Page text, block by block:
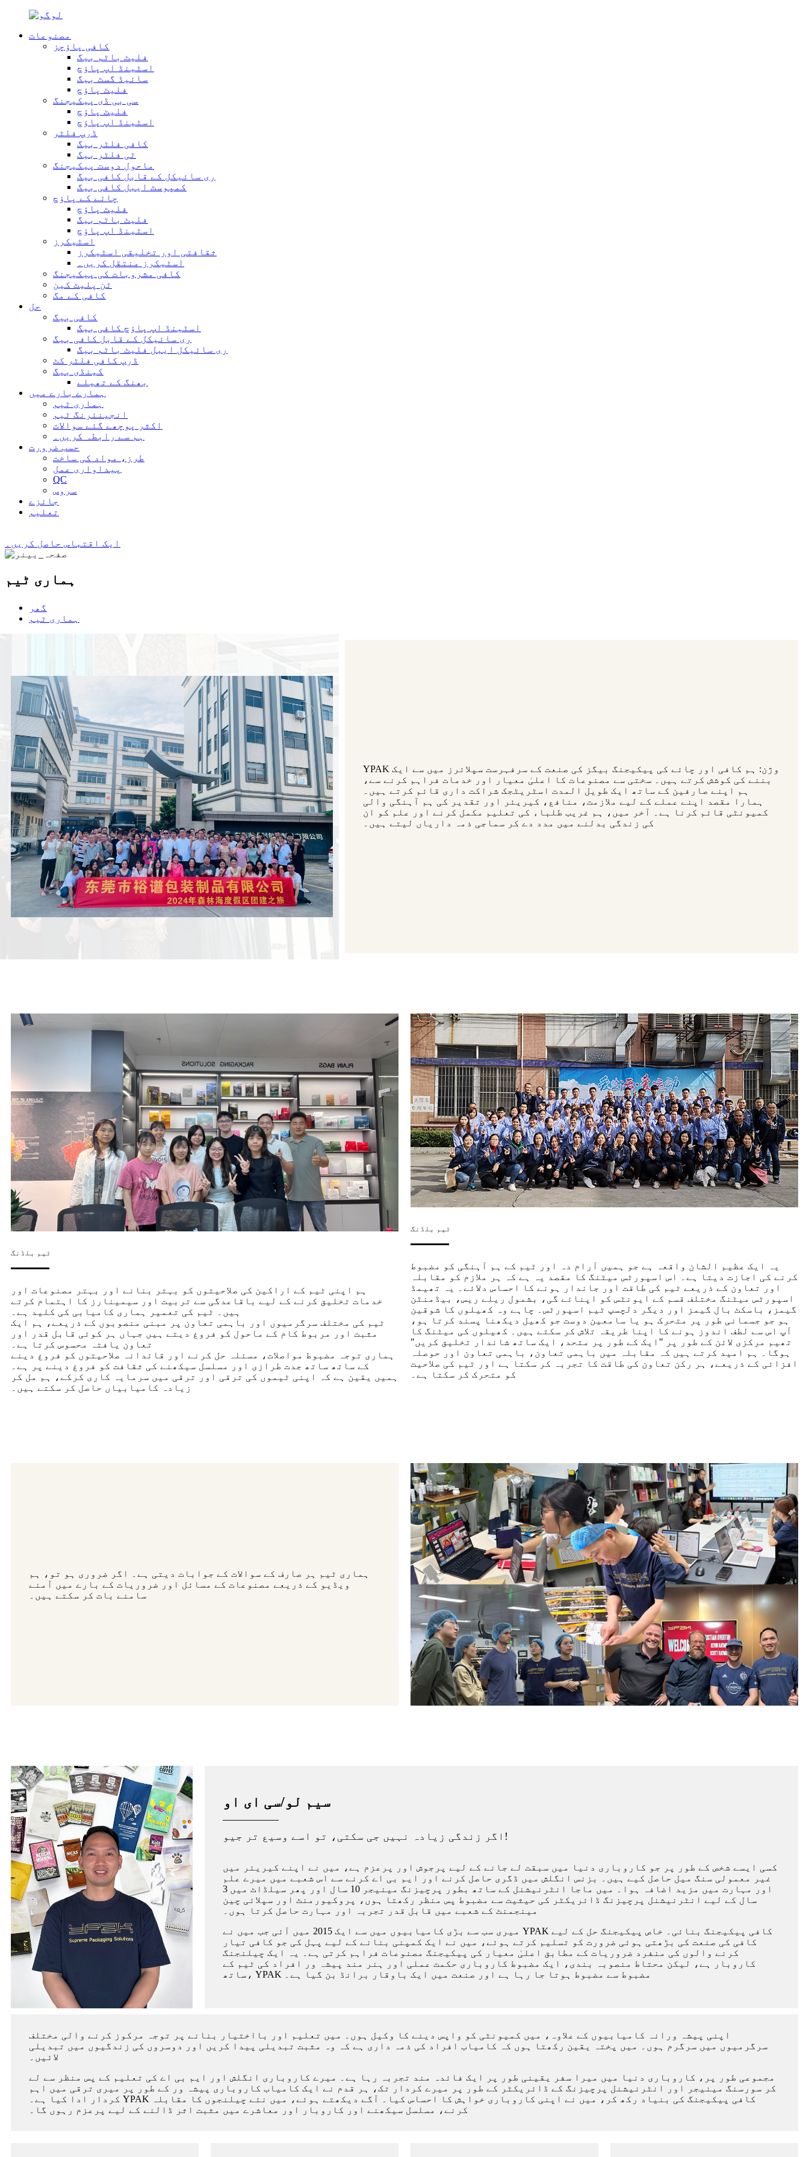
مصنوعات
کافی پاؤچز
فلیٹ باٹم بیگ
اسٹینڈ اپ پاؤچ
سائیڈ گسٹ بیگ
فلیٹ پاؤچ
سی بی ڈی پیکیجنگ
فلیٹ پاؤچ
اسٹینڈ اپ پاؤچ
ڈرپ فلٹر
کافی فلٹر بیگ
ٹی فلٹر بیگ
ماحول دوست پیکیجنگ
ری سائیکل کے قابل کافی بیگ
کمپوسٹ ایبل کافی بیگ
چائے کے پاؤچ
فلیٹ پاؤچ
فلیٹ باٹم بیگ
اسٹینڈ اپ پاؤچ
اسٹیکرز
ثقافتی اور تخلیقی اسٹیکرز
اسٹیکرز منتقل کریں۔
کافی مشروبات کی پیکیجنگ
ٹن پلیٹ کین
کافی کے مگ
حل
کافی بیگ
اسٹینڈ اپ پاؤچ کافی بیگ
ری سائیکل کے قابل کافی بیگ
ری سائیکل ایبل فلیٹ باٹم بیگ
ڈرپ کافی فلٹر کٹ
کینڈی بیگ
بھنگ کے تھیلے
ہمارے بارے میں
ہماری ٹیم
انجینئرنگ ٹیم
اکثر پوچھے گئے سوالات
ہم سے رابطہ کریں۔
حسب ضرورت
طرز، مواد کی ساخت
پیداواری عمل
QC
سروس
جائزے
تعلیم
ایک اقتباس حاصل کریں۔
ہماری ٹیم
گھر
ہماری ٹیم
YPAK وژن: ہم کافی اور چائے کی پیکیجنگ بیگز کی صنعت کے سرفہرست سپلائرز میں سے ایک
بننے کی کوشش کرتے ہیں۔ سختی سے مصنوعات کا اعلیٰ معیار اور خدمات فراہم کرنے سے،
ہم اپنے صارفین کے ساتھ ایک طویل المدت اسٹریٹجک شراکت داری قائم کرتے ہیں۔
ہمارا مقصد اپنے عملے کے لیے ملازمت، منافع، کیریئر اور تقدیر کی ہم آہنگی والی
کمیونٹی قائم کرنا ہے۔ آخر میں، ہم غریب طلباء کی تعلیم مکمل کرنے اور علم کو ان
کی زندگی بدلنے میں مدد دے کر سماجی ذمہ داریاں لیتے ہیں۔
ٹیم بلڈنگ
ہم اپنی ٹیم کے اراکین کی صلاحیتوں کو بہتر بنانے اور بہتر مصنوعات اور
خدمات تخلیق کرنے کے لیے باقاعدگی سے تربیت اور سیمینارز کا اہتمام کرتے
ہیں۔ ٹیم کی تعمیر ہماری کامیابی کی کلید ہے۔
ٹیم کی مختلف سرگرمیوں اور باہمی تعاون پر مبنی منصوبوں کے ذریعے، ہم ایک
مثبت اور مربوط کام کے ماحول کو فروغ دیتے ہیں جہاں ہر کوئی قابل قدر اور
تعاون یافتہ محسوس کرتا ہے۔
ہماری توجہ مضبوط مواصلات، مسئلہ حل کرنے اور قائدانہ صلاحیتوں کو فروغ دینے
کے ساتھ ساتھ جدت طرازی اور مسلسل سیکھنے کی ثقافت کو فروغ دینے پر ہے۔
ہمیں یقین ہے کہ اپنی ٹیموں کی ترقی اور ترقی میں سرمایہ کاری کرکے، ہم مل کر
زیادہ کامیابیاں حاصل کر سکتے ہیں۔
ٹیم بلڈنگ
یہ ایک عظیم الشان واقعہ ہے جو ہمیں آرام دہ اور ٹیم کے ہم آہنگی کو مضبوط
کرنے کی اجازت دیتا ہے۔ اس اسپورٹس میٹنگ کا مقصد یہ ہے کہ ہر ملازم کو مقابلہ
اور تعاون کے ذریعے ٹیم کی طاقت اور جاندار ہونے کا احساس دلائے۔ یہ تھیمڈ
اسپورٹس میٹنگ مختلف قسم کے ایونٹس کو اپنائے گی، بشمول ریلے ریس، بیڈمنٹن
گیمز، باسکٹ بال گیمز اور دیگر دلچسپ ٹیم اسپورٹس۔ چاہے وہ کھیلوں کا شوقین
ہو جو جسمانی طور پر متحرک ہو یا سامعین دوست جو کھیل دیکھنا پسند کرتا ہو،
آپ اس سے لطف اندوز ہونے کا اپنا طریقہ تلاش کر سکتے ہیں۔ کھیلوں کی میٹنگ کا
تھیم مرکزی لائن کے طور پر "ایک کے طور پر متحد، ایک ساتھ شاندار تخلیق کریں"
ہوگا۔ ہم امید کرتے ہیں کہ مقابلہ میں باہمی تعاون، باہمی تعاون اور حوصلہ
افزائی کے ذریعے، ہر رکن تعاون کی طاقت کا تجربہ کر سکتا ہے اور ٹیم کی صلاحیت
کو متحرک کر سکتا ہے۔
ہماری ٹیم ہر صارف کے سوالات کے جوابات دیتی ہے۔ اگر ضروری ہو تو، ہم
ویڈیو کے ذریعے مصنوعات کے مسائل اور ضروریات کے بارے میں آمنے
سامنے بات کر سکتے ہیں۔
سیم لو/سی ای او
اگر زندگی زیادہ نہیں جی سکتی، تو اسے وسیع تر جیو!
کسی ایسے شخص کے طور پر جو کاروباری دنیا میں سبقت لے جانے کے لیے پرجوش اور پرعزم ہے، میں نے اپنے کیریئر میں
غیر معمولی سنگ میل حاصل کیے ہیں۔ بزنس انگلش میں ڈگری حاصل کرنے اور ایم بی اے کرنے سے اس شعبے میں میرے علم
اور مہارت میں مزید اضافہ ہوا۔ میں ماجا انٹرنیشنل کے ساتھ بطور پرچیزنگ مینیجر 10 سال اور پھر سیلڈاٹ میں 3
سال کے لیے انٹرنیشنل پرچیزنگ ڈائریکٹر کی حیثیت سے مضبوط پس منظر رکھتا ہوں، پروکیورمنٹ اور سپلائی چین
مینجمنٹ کے شعبے میں قابل قدر تجربہ اور مہارت حاصل کرتا ہوں۔
میری سب سے بڑی کامیابیوں میں سے ایک 2015 میں آئی جب میں نے YPAK کافی پیکیجنگ بنائی۔ خاص پیکیجنگ حل کے لیے
کافی کی صنعت کی بڑھتی ہوئی ضرورت کو تسلیم کرتے ہوئے، میں نے ایک کمپنی بنانے کے لیے پہل کی جو کافی تیار
کرنے والوں کی منفرد ضروریات کے مطابق اعلیٰ معیار کی پیکیجنگ مصنوعات فراہم کرتی ہے۔ یہ ایک چیلنجنگ
کاروبار ہے، لیکن محتاط منصوبہ بندی، ایک مضبوط کاروباری حکمت عملی اور ہنر مند پیشہ ور افراد کی ٹیم کے
ساتھ، YPAK مضبوط سے مضبوط ہوتا جا رہا ہے اور صنعت میں ایک باوقار برانڈ بن گیا ہے۔
اپنی پیشہ ورانہ کامیابیوں کے علاوہ، میں کمیونٹی کو واپس دینے کا وکیل ہوں۔ میں تعلیم اور بااختیار بنانے پر توجہ مرکوز کرنے والی مختلف
سرگرمیوں میں سرگرم ہوں۔ میں پختہ یقین رکھتا ہوں کہ کامیاب افراد کی ذمہ داری ہے کہ وہ مثبت تبدیلی پیدا کریں اور دوسروں کی زندگیوں میں تبدیلی
لائیں۔
مجموعی طور پر، کاروباری دنیا میں میرا سفر یقینی طور پر ایک فائدہ مند تجربہ رہا ہے۔ میرے کاروباری انگلش اور ایم بی اے کی تعلیم کے پس منظر سے لے
کر سورسنگ مینیجر اور انٹرنیشنل پرچیزنگ کے ڈائریکٹر کے طور پر میرے کردار تک، ہر قدم نے ایک کامیاب کاروباری پیشہ ور کے طور پر میری ترقی میں اہم
کردار ادا کیا ہے۔ YPAK کافی پیکیجنگ کی بنیاد رکھ کر، میں نے اپنی کاروباری خواہش کا احساس کیا۔ آگے دیکھتے ہوئے، میں نئے چیلنجوں کا مقابلہ
کرنے، مسلسل سیکھنے اور کاروبار اور معاشرے میں مثبت اثر ڈالنے کے لیے پرعزم رہوں گا۔